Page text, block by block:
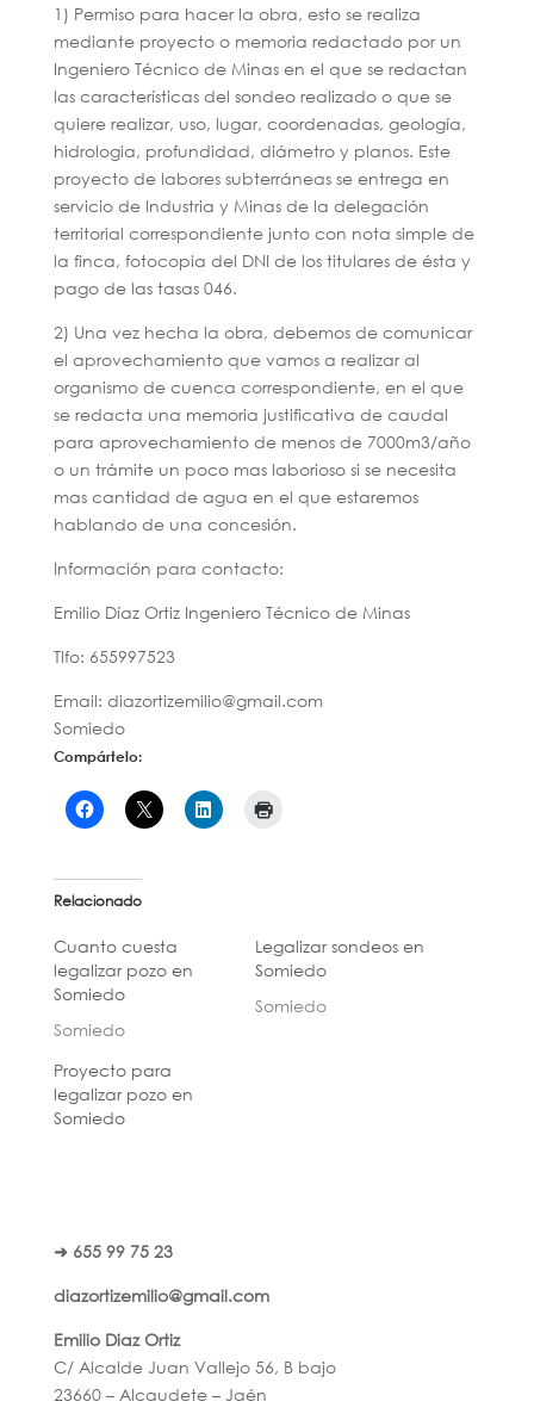
1) Permiso para hacer la obra, esto se realiza
mediante proyecto o memoria redactado por un
Ingeniero Técnico de Minas en el que se redactan
las características del sondeo realizado o que se
quiere realizar, uso, lugar, coordenadas, geología,
hidrologia, profundidad, diámetro y planos. Este
proyecto de labores subterráneas se entrega en
servicio de Industria y Minas de la delegación
territorial correspondiente junto con nota simple de
la finca, fotocopia del DNI de los titulares de ésta y
pago de las tasas 046.
2) Una vez hecha la obra, debemos de comunicar
el aprovechamiento que vamos a realizar al
organismo de cuenca correspondiente, en el que
se redacta una memoria justificativa de caudal
para aprovechamiento de menos de 7000m3/año
o un trámite un poco mas laborioso si se necesita
mas cantidad de agua en el que estaremos
hablando de una concesión.
Información para contacto:
Emilio Díaz Ortiz Ingeniero Técnico de Minas
Tlfo: 655997523
Email: diazortizemilio@gmail.com
Somiedo
Compártelo:
Relacionado
Cuanto cuesta
legalizar pozo en
Somiedo
Somiedo
Legalizar sondeos en
Somiedo
Somiedo
Proyecto para
legalizar pozo en
Somiedo
➜ 655 99 75 23
diazortizemilio@gmail.com
Emilio Diaz Ortiz
C/ Alcalde Juan Vallejo 56, B bajo
23660 – Alcaudete – Jaén